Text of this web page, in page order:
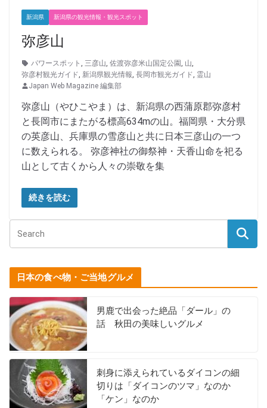
新潟県 新潟県の観光情報・観光スポット
弥彦山
パワースポット , 三彦山, 佐渡弥彦米山国定公園, 山,
弥彦村観光ガイド, 新潟県観光情報, 長岡市観光ガイド, 霊山
Japan Web Magazine 編集部
弥彦山（やひこやま）は、新潟県の西蒲原郡弥彦村
と長岡市にまたがる標高634mの山。福岡県・大分県
の英彦山、兵庫県の雪彦山と共に日本三彦山の一つ
に数えられる。 弥彦神社の御祭神・天香山命を祀る
山として古くから人々の崇敬を集
続きを読む
日本の食べ物・ご当地グルメ
男鹿で出会った絶品「ダール」の
話 秋田の美味しいグルメ
刺身に添えられているダイコンの細
切りは「ダイコンのツマ」なのか
「ケン」なのか